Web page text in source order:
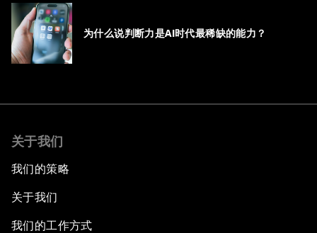
为什么说判断力是AI时代最稀缺的能力？
关于我们
我们的策略
关于我们
我们的工作方式